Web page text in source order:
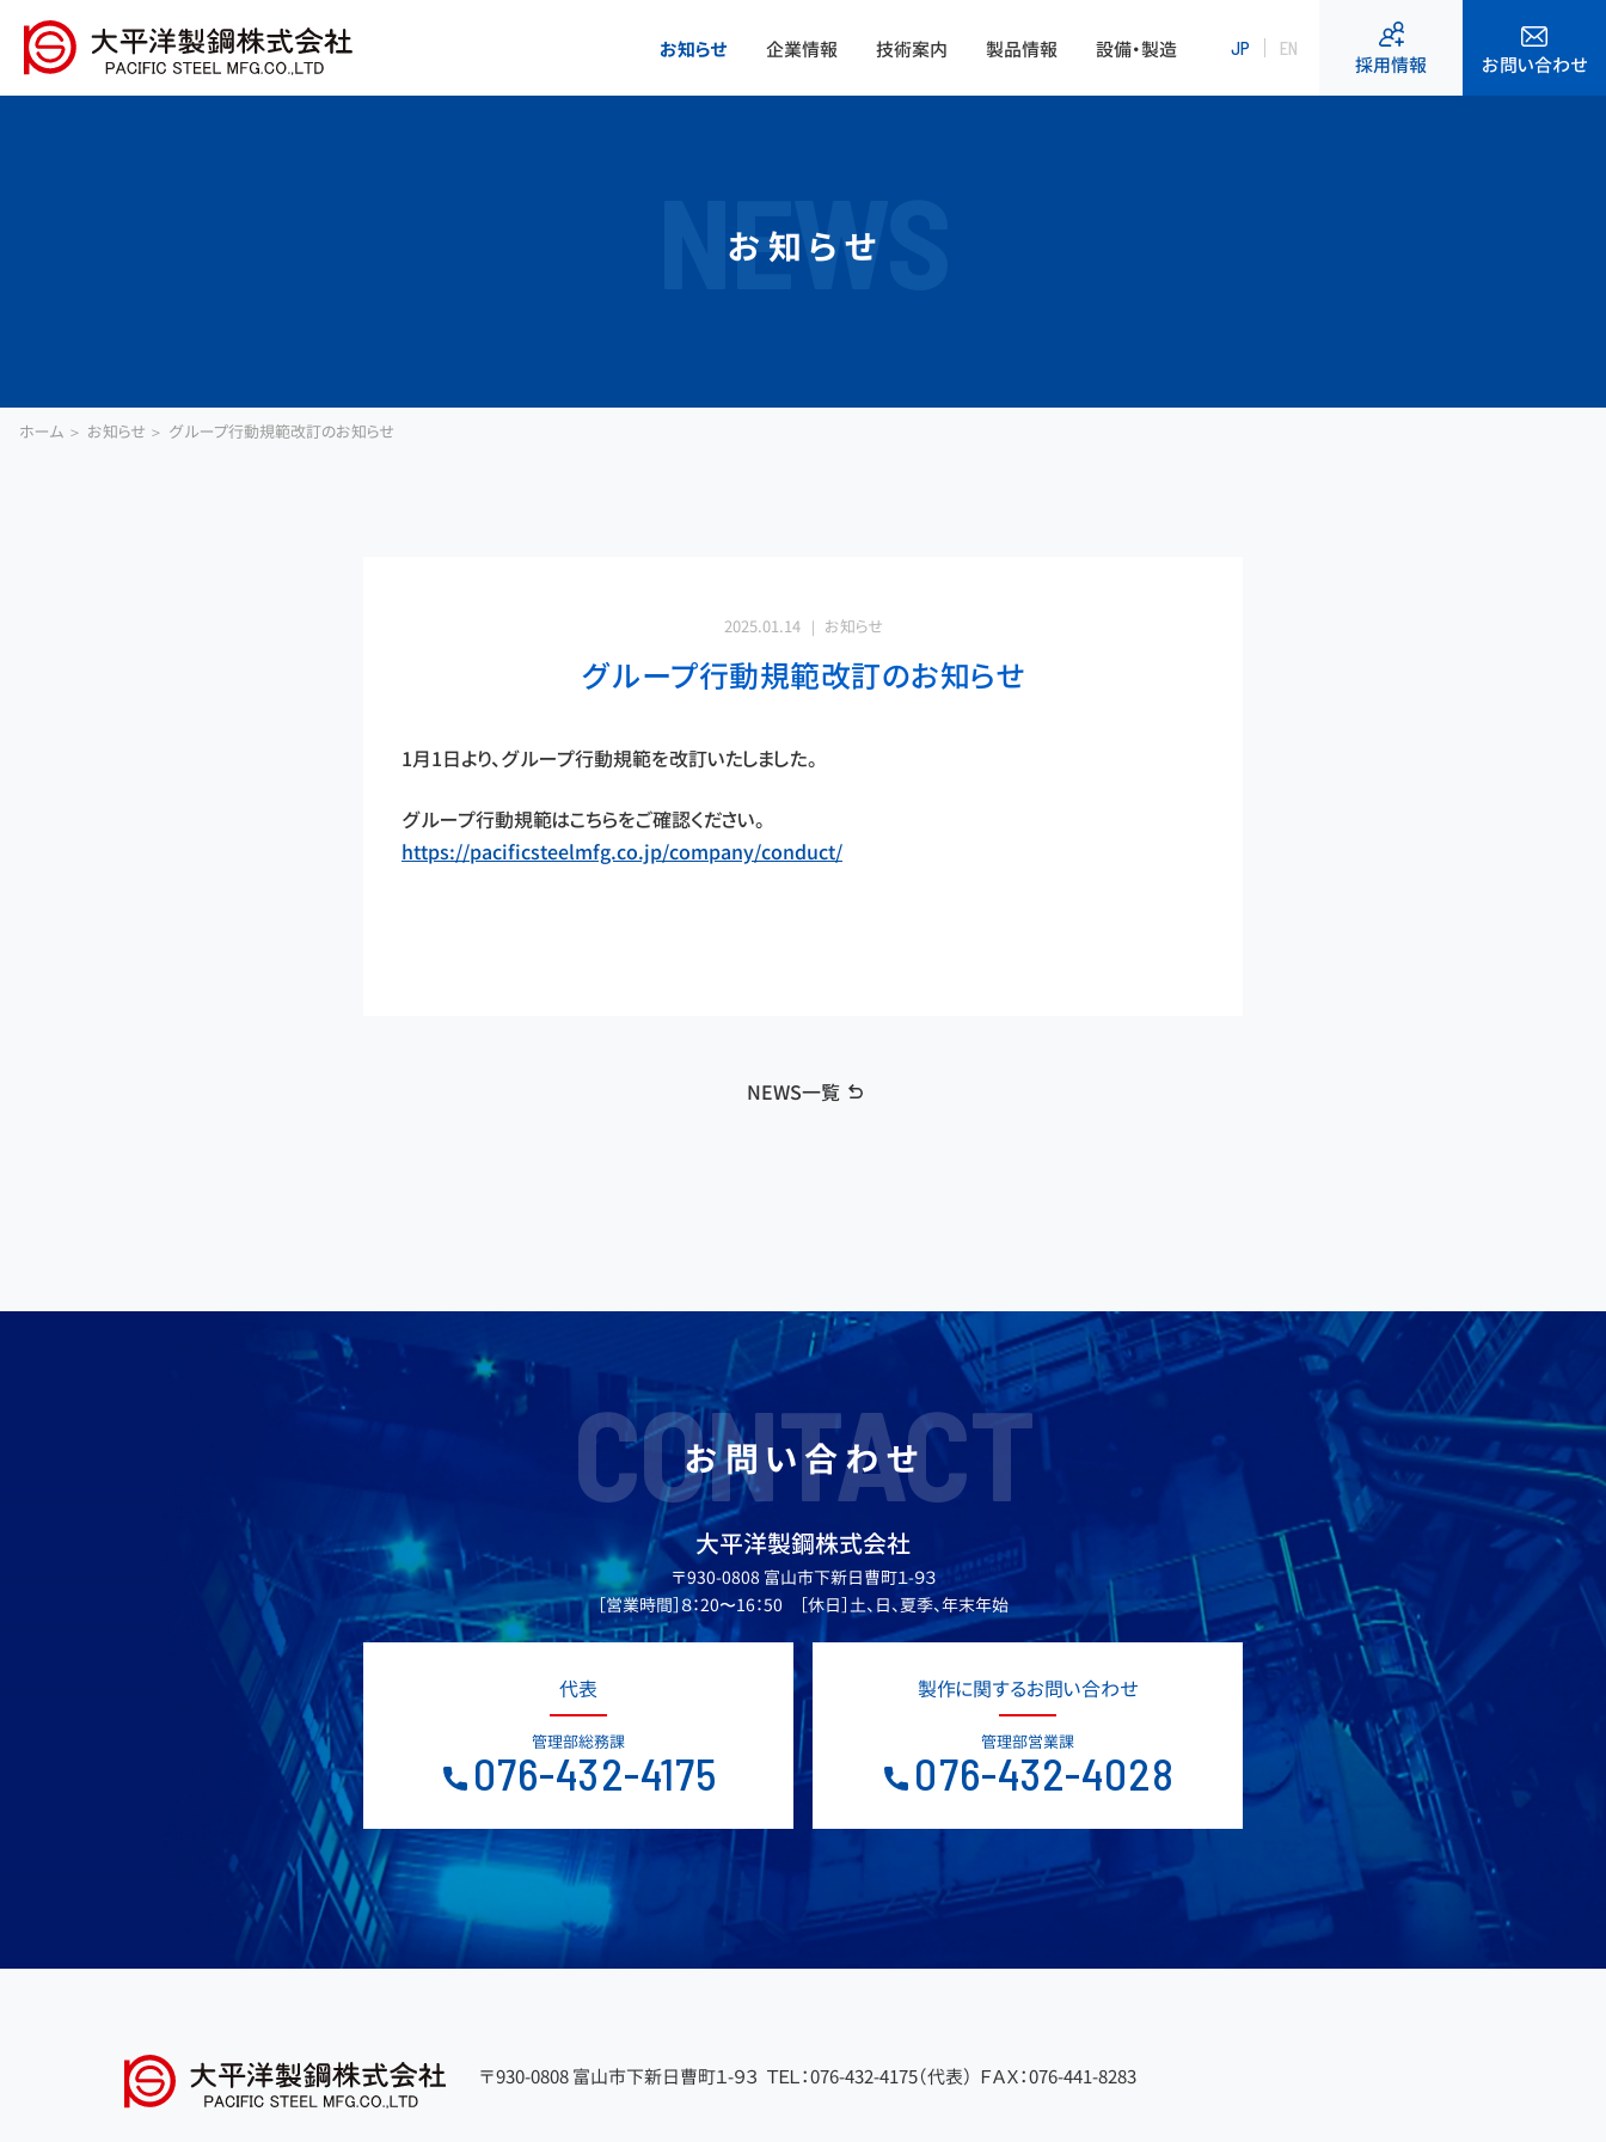
お知らせ 企業情報 技術案内 製品情報 設備・製造 JP EN
採用情報 お問い合わせ
NEWS
お知らせ
ホーム お知らせ グループ行動規範改訂のお知らせ
2025.01.14 お知らせ
グループ行動規範改訂のお知らせ
1月1日より、グループ行動規範を改訂いたしました。
グループ行動規範はこちらをご確認ください。
https://pacificsteelmfg.co.jp/company/conduct/
NEWS一覧
CONTACT
お問い合わせ
大平洋製鋼株式会社
〒930-0808 富山市下新日曹町１-９３
［営業時間］８：20〜16：50 ［休日］土、日、夏季、年末年始
代表
管理部総務課
076-432-4175
製作に関するお問い合わせ
管理部営業課
076-432-4028
〒930-0808 富山市下新日曹町１-９３ ＴＥＬ：076-432-4175（代表） ＦＡＸ：076-441-8283